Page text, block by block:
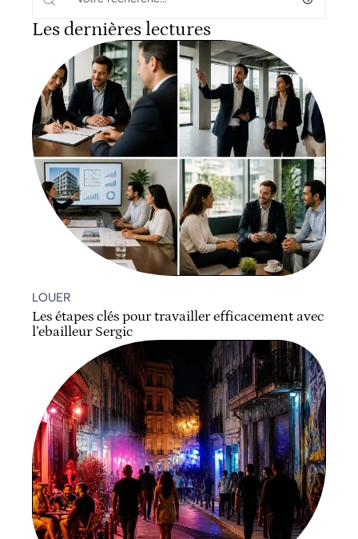
Les dernières lectures
LOUER
Les étapes clés pour travailler efficacement avec
l’ebailleur Sergic